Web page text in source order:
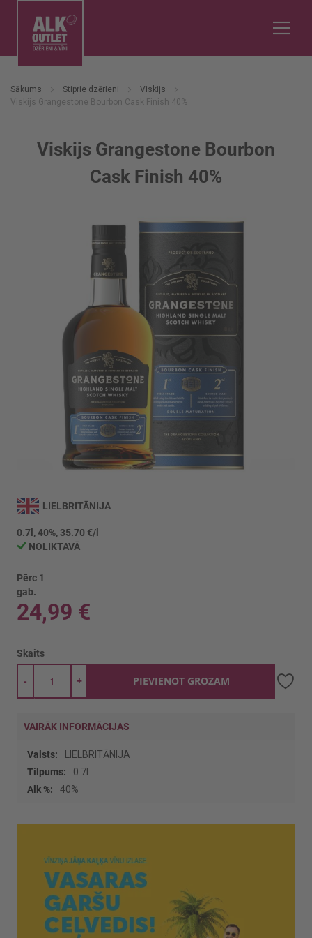
Sākums Stiprie dzērieni
Viskijs
Viskijs Grangestone Bourbon Cask Finish 40%
Viskijs Grangestone Bourbon
Cask Finish 40%
uz
galerijas
sākumu
LIELBRITĀNIJA
0.7l, 40%, 35.70 €/l
NOLIKTAVĀ
Pērc 1
gab.
24,99 €
Skaits
+
- PIEVIENOT GROZAM
VAIRĀK INFORMĀCIJAS
Vairāk
informācijas
LIELBRITĀNIJA
0.7l
40%